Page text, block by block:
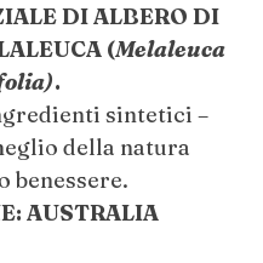
DI ALBERO DI
(Melaleuca
.
sintetici –
della natura
benessere.
AUSTRALIA